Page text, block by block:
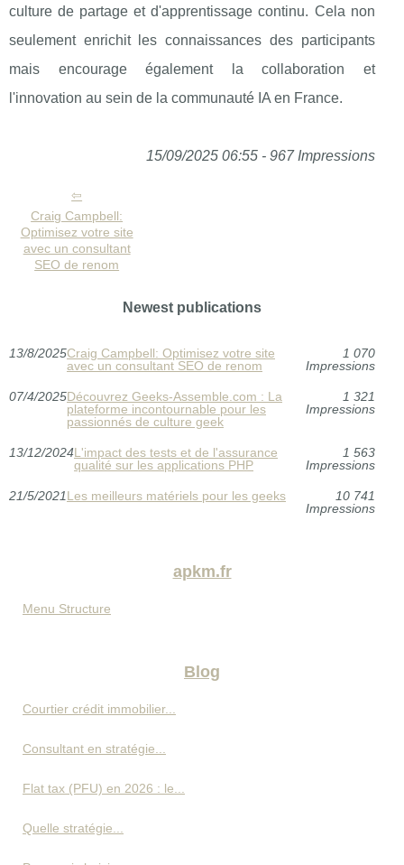
culture de partage et d'apprentissage continu. Cela non
seulement enrichit les connaissances des participants
mais encourage également la collaboration et
l'innovation au sein de la communauté IA en France.
15/09/2025 06:55 - 967 Impressions
Craig Campbell:
Optimisez votre site
avec un consultant
SEO de renom
Newest publications
13/8/2025Craig Campbell: Optimisez votre site
avec un consultant SEO de renom
1 070
Impressions
07/4/2025Découvrez Geeks-Assemble.com : La
plateforme incontournable pour les
passionnés de culture geek
1 321
Impressions
13/12/2024L'impact des tests et de l'assurance
qualité sur les applications PHP
1 563
Impressions
21/5/2021Les meilleurs matériels pour les geeks
10 741
Impressions
apkm.fr
Menu Structure
Blog
Courtier crédit immobilier...
Consultant en stratégie...
Flat tax (PFU) en 2026 : le...
Quelle stratégie...